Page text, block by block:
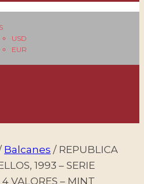
USD
EUR
Balcanes / REPUBLICA
1993 – SERIE
4 VALORES – MINT